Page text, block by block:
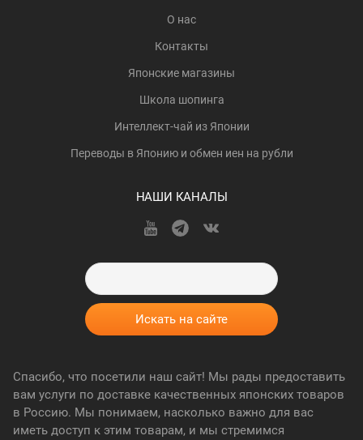
О нас
Контакты
Японские магазины
Школа шопинга
Интеллект-чай из Японии
Переводы в Японию и обмен иен на рубли
НАШИ КАНАЛЫ
Спасибо, что посетили наш сайт! Мы рады предоставить
вам услуги по доставке качественных японских товаров
в Россию. Мы понимаем, насколько важно для вас
иметь доступ к этим товарам, и мы стремимся